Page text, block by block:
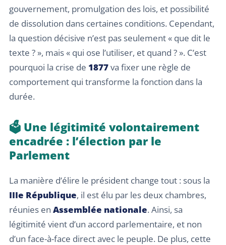
gouvernement, promulgation des lois, et possibilité
de dissolution dans certaines conditions. Cependant,
la question décisive n’est pas seulement « que dit le
texte ? », mais « qui ose l’utiliser, et quand ? ». C’est
pourquoi la crise de 1877va fixer une règle de
comportement qui transforme la fonction dans la
durée.
🗳️ Une légitimité volontairement
encadrée : l’élection par le
Parlement
La manière d’élire le président change tout : sous la
IIIe République, il est élu par les deux chambres,
réunies en Assemblée nationale. Ainsi, sa
légitimité vient d’un accord parlementaire, et non
d’un face-à-face direct avec le peuple. De plus, cette